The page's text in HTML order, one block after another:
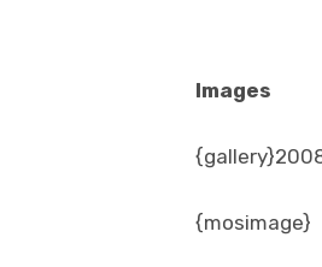
Images
{mosimage}